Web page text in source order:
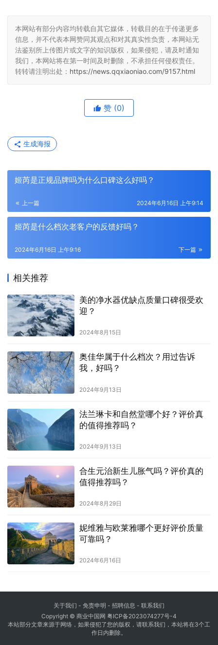
本网站有部分内容均转载自其它媒体，转载目的在于传递更多
信息，并不代表本网赞同其观点和对其真实性负责，本网站无
法鉴别所上传图片或文字的知识版权，如果侵犯，请及时通知
我们，本网站将在第一时间及时删除，不承担任何侵权责任。
转转请注明出处： https://news.qqxiaoniao.com/9157.html
赞 (0)
生成海报
姬芮是正规品牌吗为什么口碑这么好吗？
上一篇 2024年6月16日 上午9:14
姬芮是什么档次老客户的反馈好吗？
下一篇
2024年6月16日 上午9:16
相关推荐
美的净水器优缺点质量口碑很受欢
迎？
2024年8月15日
奥佳华属于什么档次？用过告诉
我，好吗？
2024年9月13日
法兰琳卡和自然堂哪个好？评价真
的值得推荐吗？
2024年9月13日
合生元治新生儿胀气吗？评价真的
值得推荐吗？
2024年8月29日
妮维雅与欧莱雅哪个更好评价质量
可靠吗？
2024年6月16日
关于我们 - 免责申明 - 招聘信息 - 联系我们
Copyright © 商业中国网 粤ICP备2023074277号-4
本站部分文章来源于网络，如果侵犯了您的版权，请联系我们，本站将在3个工
作日内删除。